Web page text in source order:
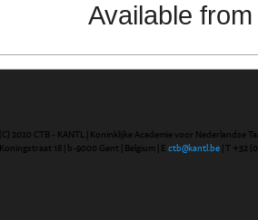
Available
(C) 2020 CTB - KANTL | Koninklijke Academie voor Nederlandse
Koningstraat 18 | b-9000 Gent | Belgium | E ctb@kantl.be | T +32